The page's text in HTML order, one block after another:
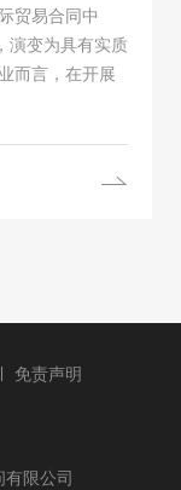
贸易合同中
演变为具有实质
而言，在开展
免责声明
限公司